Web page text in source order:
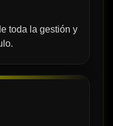
toda la gestión y